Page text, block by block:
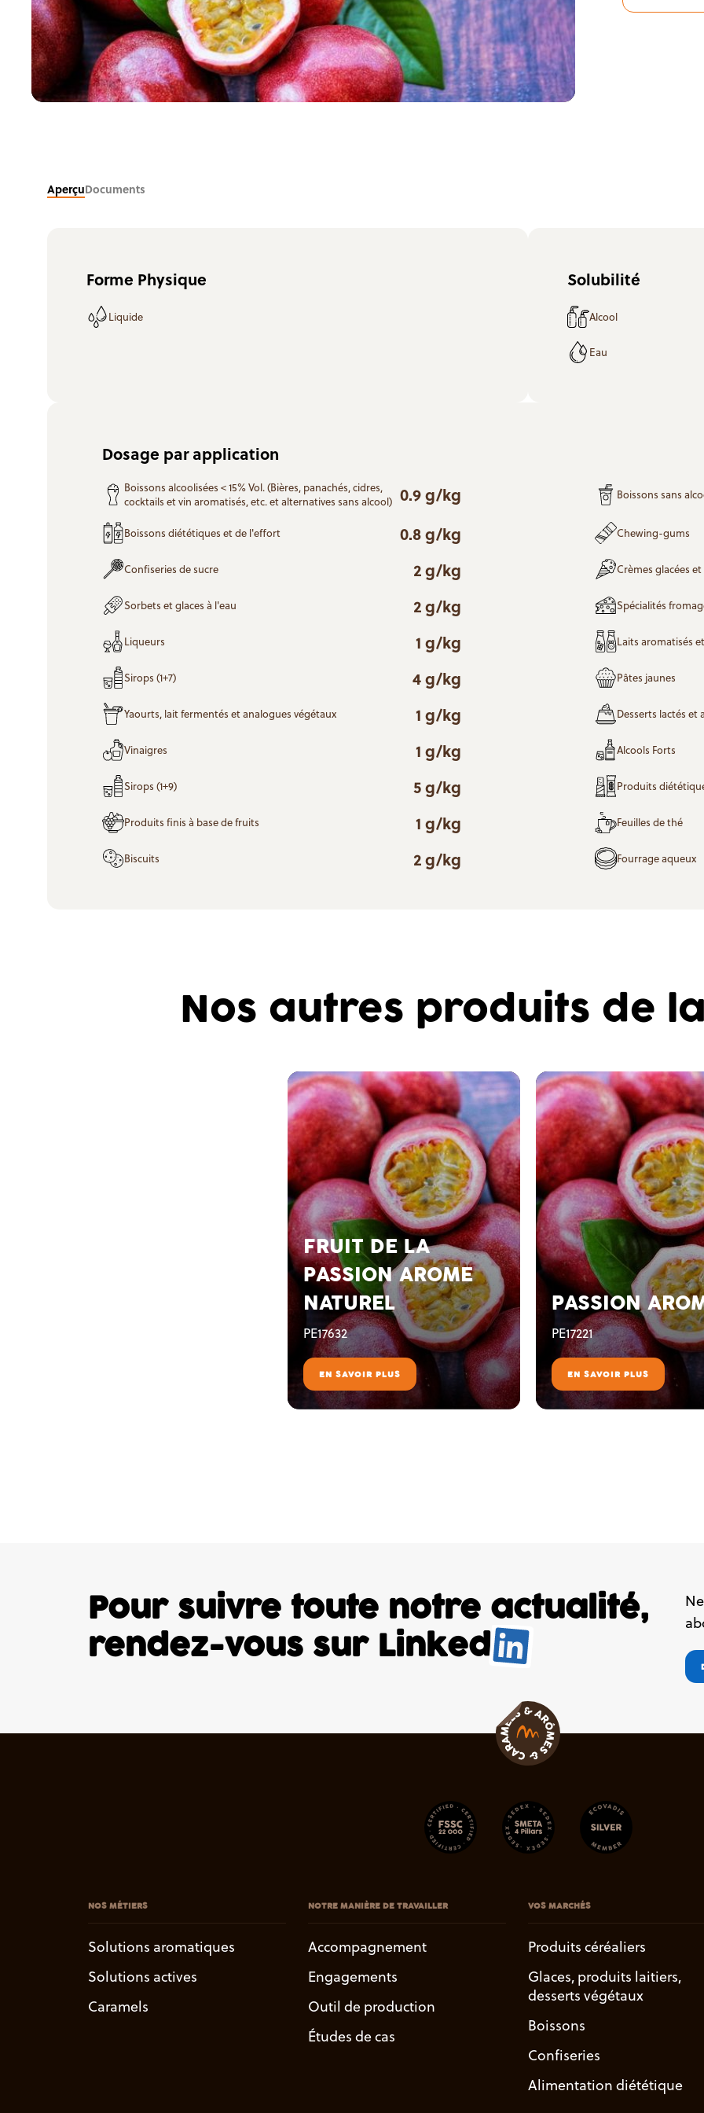
AperçuDocuments
Forme Physique
Liquide
Solubilité
Alcool
Eau
Dosage par application
Boissons alcoolisées < 15% Vol. (Bières, panachés, cidres,
cocktails et vin aromatisés, etc. et alternatives sans alcool) 0.9 g/kg Boissons sans
Boissons diététiques et de l'effort 0.8 g/kg Chewing-gums
Confiseries de sucre 2 g/kg Crèmes glacées
Sorbets et glaces à l'eau 2 g/kg Spécialités
Liqueurs 1 g/kg Laits aromatisés
Sirops (1+7) 4 g/kg Pâtes jaunes
Yaourts, lait fermentés et analogues végétaux 1 g/kg Desserts lactés et
Vinaigres 1 g/kg Alcools Forts
Sirops (1+9) 5 g/kg Produits
Produits finis à base de fruits 1 g/kg Feuilles de thé
Biscuits 2 g/kg Fourrage aqueux
Nos autres produits de
FRUIT DE LA
PASSION AROME
NATUREL
PE17632
EN SAVOIR PLUS
PASSION
PE17221
EN SAVOIR PLUS
Pour suivre toute notre actualité,
rendez-vous sur Linked
NOS MÉTIERS
Solutions aromatiques
Solutions actives
Caramels
NOTRE MANIÈRE DE TRAVAILLER
Accompagnement
Engagements
Outil de production
Études de cas
VOS MARCHÉS
Produits céréaliers
Glaces, produits laitiers,
desserts végétaux
Boissons
Confiseries
Alimentation diététique